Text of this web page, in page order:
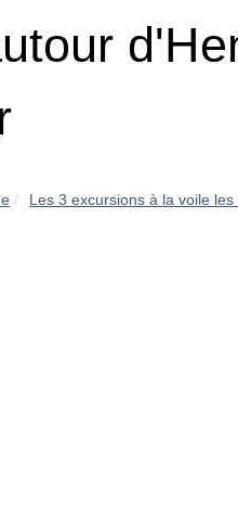
Les 3 excursions à la voile les